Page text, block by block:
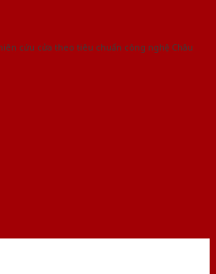
cứu cửa theo tiêu chuẩn công nghệ Châu